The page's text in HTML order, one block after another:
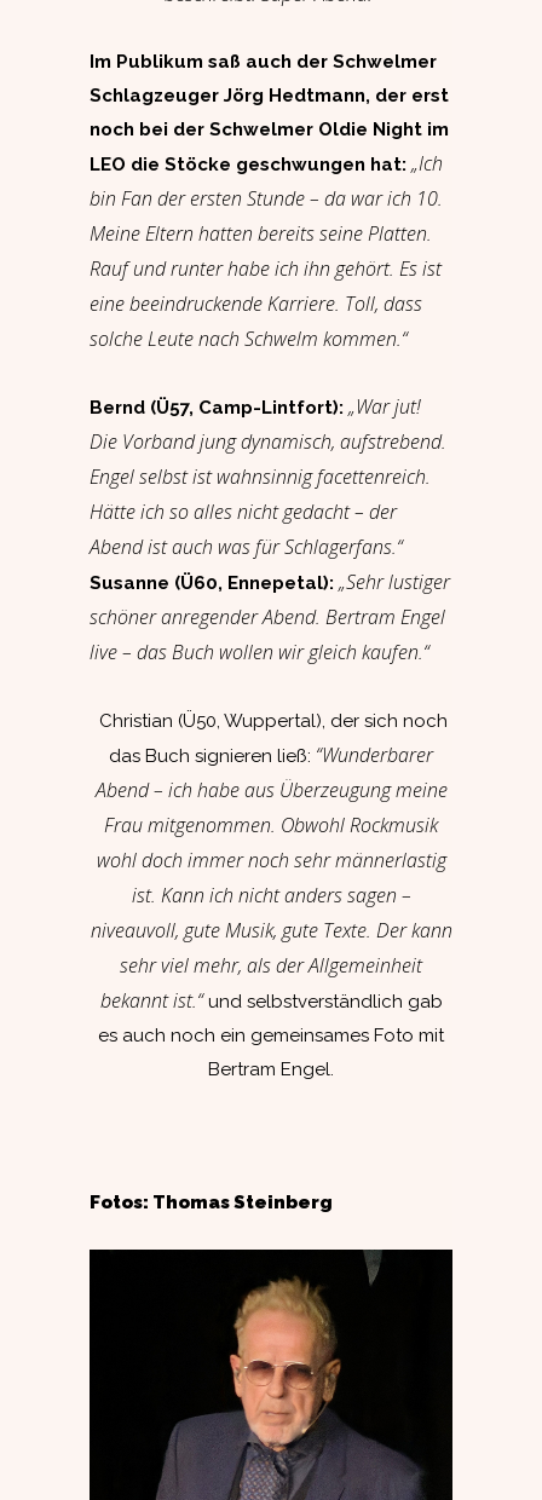
Im Publikum saß auch der Schwelmer
Schlagzeuger Jörg Hedtmann, der erst
noch bei der Schwelmer Oldie Night im
LEO die Stöcke geschwungen hat: „Ich
bin Fan der ersten Stunde – da war ich 10.
Meine Eltern hatten bereits seine Platten.
Rauf und runter habe ich ihn gehört. Es ist
eine beeindruckende Karriere. Toll, dass
solche Leute nach Schwelm kommen.“
Bernd (Ü57, Camp-Lintfort): „War jut!
Die Vorband jung dynamisch, aufstrebend.
Engel selbst ist wahnsinnig facettenreich.
Hätte ich so alles nicht gedacht – der
Abend ist auch was für Schlagerfans.“
Susanne (Ü60, Ennepetal): „Sehr lustiger
schöner anregender Abend. Bertram Engel
live – das Buch wollen wir gleich kaufen.“
Christian (Ü50, Wuppertal), der sich noch
das Buch signieren ließ: “Wunderbarer
Abend – ich habe aus Überzeugung meine
Frau mitgenommen. Obwohl Rockmusik
wohl doch immer noch sehr männerlastig
ist. Kann ich nicht anders sagen –
niveauvoll, gute Musik, gute Texte. Der kann
sehr viel mehr, als der Allgemeinheit
bekannt ist.“und selbstverständlich gab
es auch noch ein gemeinsames Foto mit
Bertram Engel.
Fotos: Thomas Steinberg